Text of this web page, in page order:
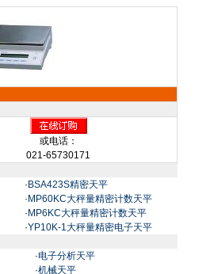
或电话：
021-65730171
· BSA423S精密天平
· MP60KC大秤量精密计数天平
· MP6KC大秤量精密计数天平
·YP10K-1大秤量精密电子天平
·电子分析天平
·机械天平